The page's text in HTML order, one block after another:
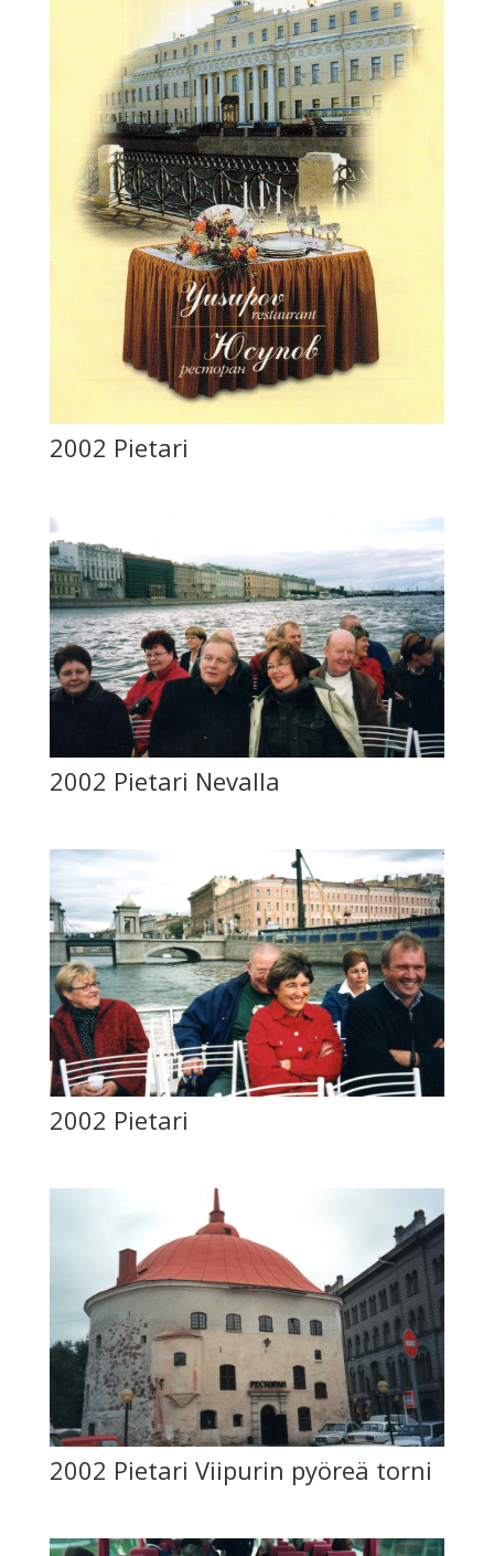
2002 Pietari
2002 Pietari Nevalla
2002 Pietari
2002 Pietari Viipurin pyöreä torni